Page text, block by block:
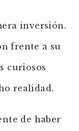
inversión.
frente a su
curiosos
realidad.
de haber